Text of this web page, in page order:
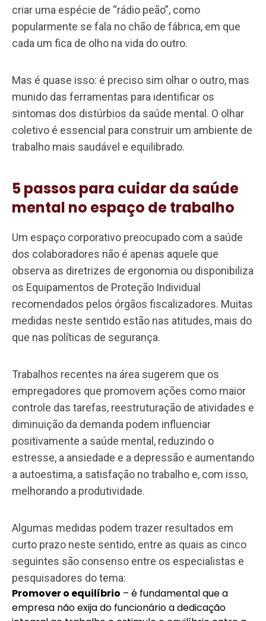
criar uma espécie de “rádio peão”, como
popularmente se fala no chão de fábrica, em que
cada um fica de olho na vida do outro.
Mas é quase isso: é preciso sim olhar o outro, mas
munido das ferramentas para identificar os
sintomas dos distúrbios da saúde mental. O olhar
coletivo é essencial para construir um ambiente de
trabalho mais saudável e equilibrado.
5 passos para cuidar da saúde
mental no espaço de trabalho
Um espaço corporativo preocupado com a saúde
dos colaboradores não é apenas aquele que
observa as diretrizes de ergonomia ou disponibiliza
os Equipamentos de Proteção Individual
recomendados pelos órgãos fiscalizadores. Muitas
medidas neste sentido estão nas atitudes, mais do
que nas políticas de segurança.
Trabalhos recentes na área sugerem que os
empregadores que promovem ações como maior
controle das tarefas, reestruturação de atividades e
diminuição da demanda podem influenciar
positivamente a saúde mental, reduzindo o
estresse, a ansiedade e a depressão e aumentando
a autoestima, a satisfação no trabalho e, com isso,
melhorando a produtividade.
Algumas medidas podem trazer resultados em
curto prazo neste sentido, entre as quais as cinco
seguintes são consenso entre os especialistas e
pesquisadores do tema:
Promover o equilíbrio – é fundamental que a
empresa não exija do funcionário a dedicação